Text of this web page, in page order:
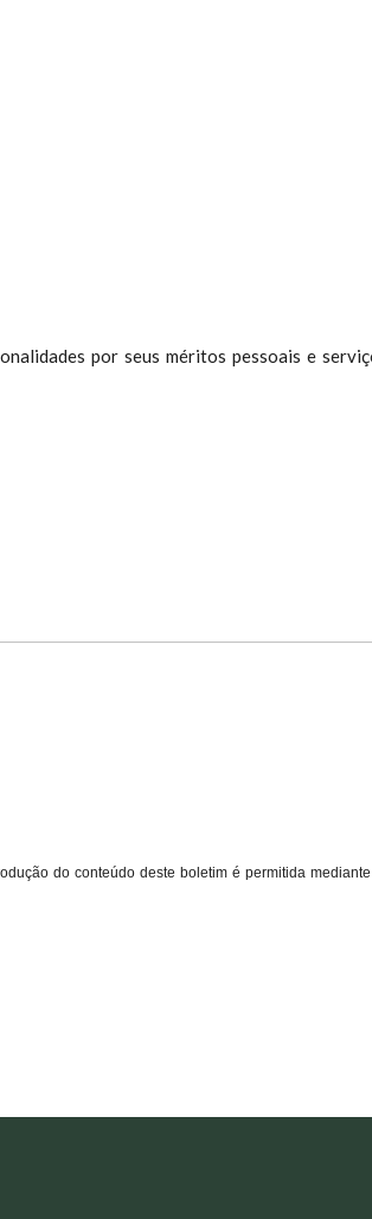
LUIZ DE QUEIROZ"
por seus méritos pessoais e
do conteúdo deste boletim é permitida